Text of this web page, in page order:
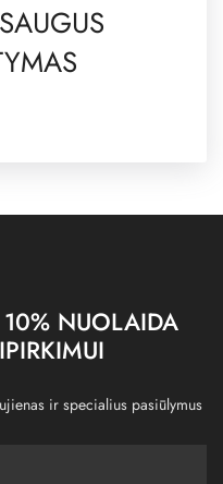
NUOLAIDA
ir specialius pasiūlymus